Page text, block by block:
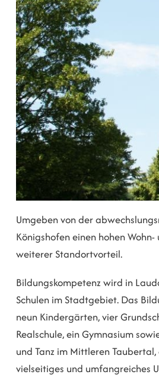
Umgeben von der
Königshofen einen hohen
weiterer Standortvorteil.
Bildungskompetenz wird in
Schulen im Stadtgebiet. Das
neun Kindergärten, vier
Realschule, ein Gymnasium
und Tanz im Mittleren
vielseitiges und umfangreiches